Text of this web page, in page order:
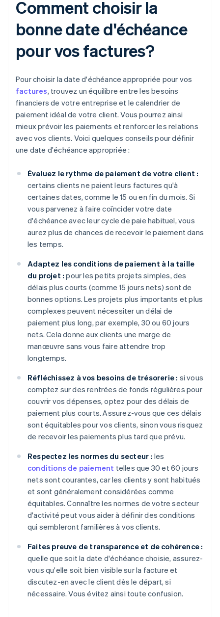
Comment choisir la
bonne date d'échéance
pour vos factures?
Pour choisir la date d'échéance appropriée pour vos
factures, trouvez un équilibre entre les besoins
financiers de votre entreprise et le calendrier de
paiement idéal de votre client. Vous pourrez ainsi
mieux prévoir les paiements et renforcer les relations
avec vos clients. Voici quelques conseils pour définir
une date d'échéance appropriée :
Évaluez le rythme de paiement de votre client :
certains clients ne paient leurs factures qu'à
certaines dates, comme le 15 ou en fin du mois. Si
vous parvenez à faire coïncider votre date
d'échéance avec leur cycle de paie habituel, vous
aurez plus de chances de recevoir le paiement dans
les temps.
Adaptez les conditions de paiement à la taille
du projet : pour les petits projets simples, des
délais plus courts (comme 15 jours nets) sont de
bonnes options. Les projets plus importants et plus
complexes peuvent nécessiter un délai de
paiement plus long, par exemple, 30 ou 60 jours
nets. Cela donne aux clients une marge de
manœuvre sans vous faire attendre trop
longtemps.
Réfléchissez à vos besoins de trésorerie : si vous
comptez sur des rentrées de fonds régulières pour
couvrir vos dépenses, optez pour des délais de
paiement plus courts. Assurez-vous que ces délais
sont équitables pour vos clients, sinon vous risquez
de recevoir les paiements plus tard que prévu.
Respectez les normes du secteur : les
conditions de paiement telles que 30 et 60 jours
nets sont courantes, car les clients y sont habitués
et sont généralement considérées comme
équitables. Connaître les normes de votre secteur
d'activité peut vous aider à définir des conditions
qui sembleront familières à vos clients.
Faites preuve de transparence et de cohérence :
quelle que soit la date d'échéance choisie, assurez-
vous qu'elle soit bien visible sur la facture et
discutez-en avec le client dès le départ, si
nécessaire. Vous évitez ainsi toute confusion.